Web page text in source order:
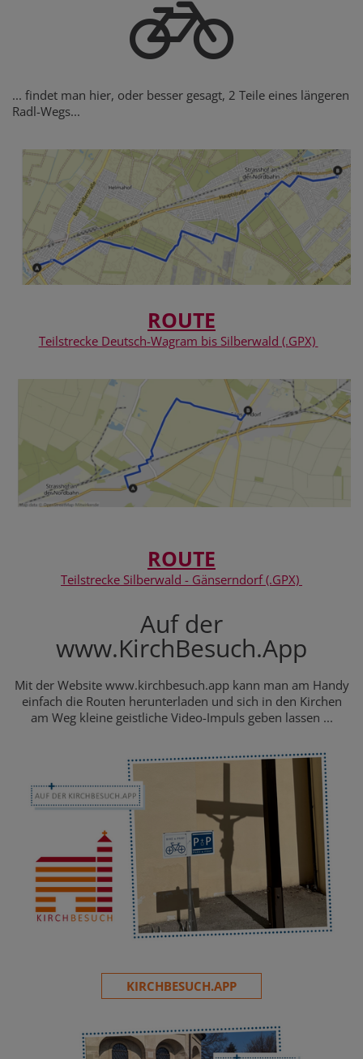
... findet man hier, oder besser gesagt, 2 Teile eines längeren
Radl-Wegs...
ROUTE
Teilstrecke Deutsch-Wagram bis Silberwald (.GPX)
ROUTE
Teilstrecke Silberwald - Gänserndorf (.GPX)
Auf der
www.KirchBesuch.App
Mit der Website www.kirchbesuch.app kann man am Handy
einfach die Routen herunterladen und sich in den Kirchen
am Weg kleine geistliche Video-Impuls geben lassen ...
KIRCHBESUCH.APP